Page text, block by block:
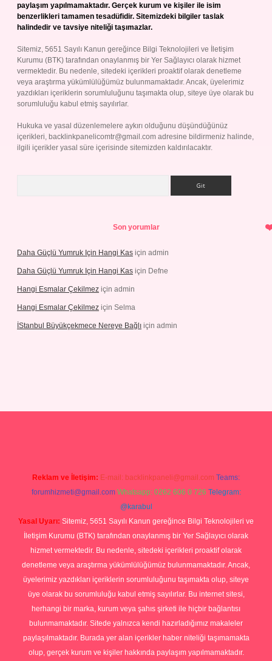
paylaşım yapılmamaktadır. Gerçek kurum ve kişiler ile isim
benzerlikleri tamamen tesadüfidir. Sitemizdeki bilgiler taslak
halindedir ve tavsiye niteliği taşımazlar.
Sitemiz, 5651 Sayılı Kanun gereğince Bilgi Teknolojileri ve İletişim
Kurumu (BTK) tarafından onaylanmış bir Yer Sağlayıcı olarak hizmet
vermektedir. Bu nedenle, sitedeki içerikleri proaktif olarak denetleme
veya araştırma yükümlülüğümüz bulunmamaktadır. Ancak, üyelerimiz
yazdıkları içeriklerin sorumluluğunu taşımakta olup, siteye üye olarak bu
sorumluluğu kabul etmiş sayılırlar.
Hukuka ve yasal düzenlemelere aykırı olduğunu düşündüğünüz
içerikleri, backlinkpanelicomtr@gmail.com adresine bildirmeniz halinde,
ilgili içerikler yasal süre içerisinde sitemizden kaldırılacaktır.
Son yorumlar
Daha Güçlü Yumruk Için Hangi Kas için admin
Daha Güçlü Yumruk Için Hangi Kas için Defne
Hangi Esmalar Çekilmez için admin
Hangi Esmalar Çekilmez için Selma
İStanbul Büyükçekmece Nereye Bağlı için admin
Reklam ve İletişim: E-mail: backlinkpaneli@gmail.com Teams:
forumhizmeti@gmail.com Whatsapp: 0262 606 0 726 Telegram:
@karabul
Yasal Uyarı: Sitemiz, 5651 Sayılı Kanun gereğince Bilgi Teknolojileri ve
İletişim Kurumu (BTK) tarafından onaylanmış bir Yer Sağlayıcı olarak
hizmet vermektedir. Bu nedenle, sitedeki içerikleri proaktif olarak
denetleme veya araştırma yükümlülüğümüz bulunmamaktadır. Ancak,
üyelerimiz yazdıkları içeriklerin sorumluluğunu taşımakta olup, siteye
üye olarak bu sorumluluğu kabul etmiş sayılırlar. Bu internet sitesi,
herhangi bir marka, kurum veya şahıs şirketi ile hiçbir bağlantısı
bulunmamaktadır. Sitede yalnızca kendi hazırladığımız makaleler
paylaşılmaktadır. Burada yer alan içerikler haber niteliği taşımamakta
olup, gerçek kurum ve kişiler hakkında paylaşım yapılmamaktadır.